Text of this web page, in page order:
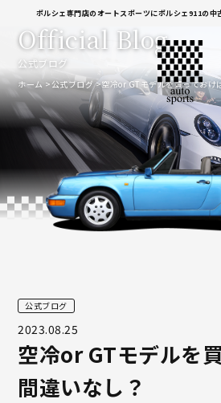
ポルシェ専門店のオートスポーツにポルシェ911の中
公式ブログ
Official Blog
ホーム 公式ブログ 空冷or GTモデルを買っておけ
公式ブログ
2023.08.25
空冷or GTモデルを
間違いなし？